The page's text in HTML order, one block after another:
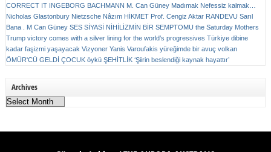
CORRECT IT INGEBORG BACHMANN M. Can Güney Madımak Nefessiz kalmak…
Nicholas Glastonbury Nietzsche Nâzım HİKMET Prof. Cengiz Aktar RANDEVU Sarıl
Bana . M Can Güney SES SİYASİ NİHİLİZMİN BİR SEMPTOMU the Saturday Mothers
Trump victory comes with a silver lining for the world’s progressives Türkiye dibine
kadar faşizmi yaşayacak Vizyoner Yanis Varoufakis yüreğimde bir avuç volkan
ÖMÜR'CÜ GELDİ ÇOCUK öykü ŞEHİTLİK ‘Şiirin beslendiği kaynak hayattır’
Archives
Archives